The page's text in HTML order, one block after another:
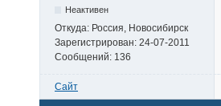
Неактивен
Откуда: Россия, Новосибирск
Зарегистрирован: 24-07-2011
Сообщений: 136
Сайт